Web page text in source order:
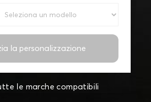
la personalizzazione
le marche compatibili